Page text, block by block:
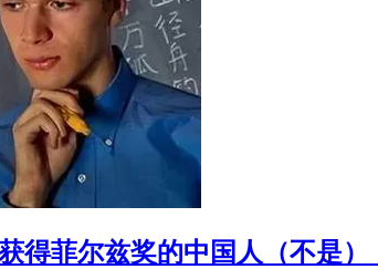
得菲尔兹奖的中国人（不是）